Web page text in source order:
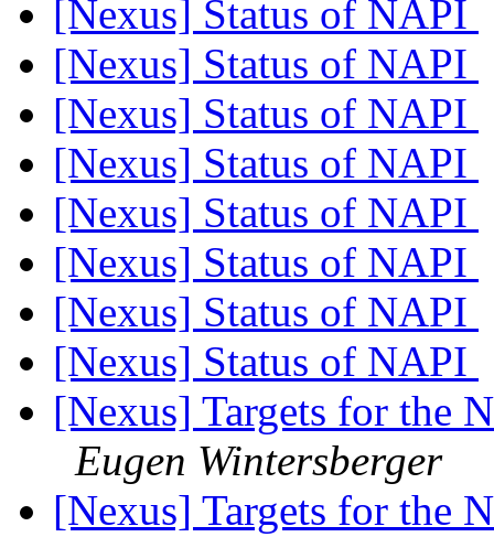
[Nexus] Status of NAPI
[Nexus] Status of NAPI
[Nexus] Status of NAPI
[Nexus] Status of NAPI
[Nexus] Status of NAPI
[Nexus] Status of NAPI
[Nexus] Status of NAPI
[Nexus] Status of NAPI
[Nexus] Targets for the
Eugen Wintersberger
[Nexus] Targets for the